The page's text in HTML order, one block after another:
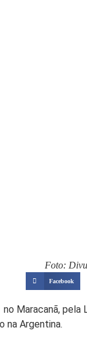
Foto:
Facebook
Maracanã,
na Argentina.